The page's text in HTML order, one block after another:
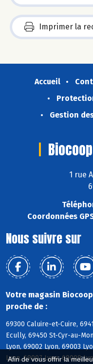
Afin de vous offrir la
Imprimer la
Accueil
Gestion
1 rue
Coordonnées
Nous suivre sur
Votre magasin
proche de :
69300 Caluire-et-Cuire,
Ecully, 69450 St-Cyr-au-
Lyon, 69002 Lyon, 69003
Lyon, 69007 Lyon, 69009